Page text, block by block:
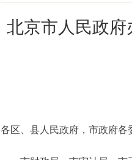
北京市人民政
各区、县人民政府，市政府各